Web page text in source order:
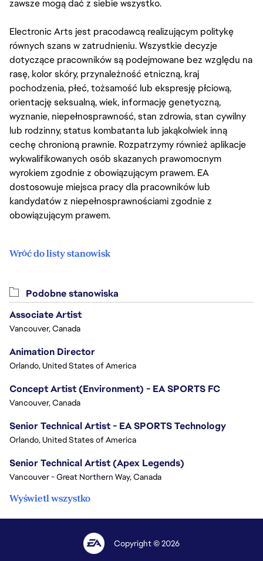
zawsze mogą dać z siebie wszystko.
Electronic Arts jest pracodawcą realizującym politykę
równych szans w zatrudnieniu. Wszystkie decyzje
dotyczące pracowników są podejmowane bez względu na
rasę, kolor skóry, przynależność etniczną, kraj
pochodzenia, płeć, tożsamość lub ekspresję płciową,
orientację seksualną, wiek, informację genetyczną,
wyznanie, niepełnosprawność, stan zdrowia, stan cywilny
lub rodzinny, status kombatanta lub jakąkolwiek inną
cechę chronioną prawnie. Rozpatrzymy również aplikacje
wykwalifikowanych osób skazanych prawomocnym
wyrokiem zgodnie z obowiązującym prawem. EA
dostosowuje miejsca pracy dla pracowników lub
kandydatów z niepełnosprawnościami zgodnie z
obowiązującym prawem.
Wróć do listy stanowisk
Podobne stanowiska
Associate Artist
Vancouver, Canada
Animation Director
Orlando, United States of America
Concept Artist (Environment) - EA SPORTS FC
Vancouver, Canada
Senior Technical Artist - EA SPORTS Technology
Orlando, United States of America
Senior Technical Artist (Apex Legends)
Vancouver - Great Northern Way, Canada
Wyświetl wszystko
Copyright © 2026